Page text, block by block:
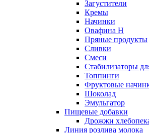
Загустители
Кремы
Начинки
Овафина Н
Пряные продукты
Сливки
Смеси
Стабилизаторы
Топпинги
Фруктовые
Шоколад
Эмульгатор
Пищевые добавки
Дрожжи
Линия розлива молока